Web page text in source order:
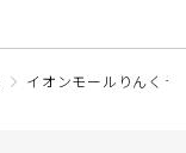
イオンモールりんくう